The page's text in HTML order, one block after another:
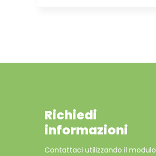
Richiedi
informazioni
Contattaci utilizzando il modulo